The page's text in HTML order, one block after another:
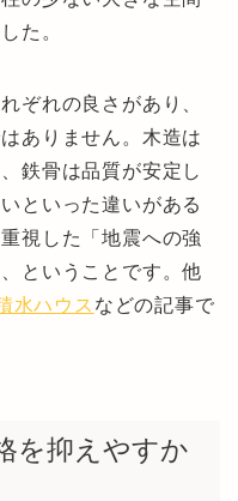
た。
ぞれの良さがあり、
ありません。木造は
鉄骨は品質が安定し
といった違いがある
視した「地震への強
ということです。他
水ハウス などの記事で
を抑えやすか